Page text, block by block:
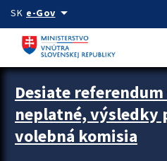
Preskocit na hlavný obsah
SK e-Govarrow_drop_down
Zastavit automatický posun upútavok
Desiate
neplatné, výsledky
volebná komisia